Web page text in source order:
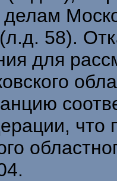
58).
для